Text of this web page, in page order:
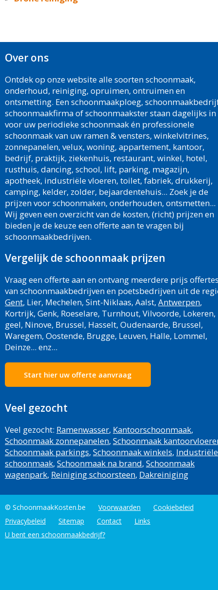
Over ons
Ontdek op onze website alle soorten schoonmaak,
onderhoud, reiniging, opruimen, ontruimen en
ontsmetting. Een schoonmaakploeg,
schoonmaakfirma of schoonmaakster staan dagelijks in
voor uw periodieke schoonmaak én professionele
schoonmaak van uw ramen & vensters, winkelvitrines,
zonnepanelen, velux, woning, appartement, kantoor,
bedrijf, praktijk, ziekenhuis, restaurant, winkel, hotel,
rusthuis, dancing, school, lift, parking, magazijn,
apotheek, industriële vloeren, toilet, fabriek, drukkerij,
camping, kelder, zolder, bejaardentehuis... Zoek je de
prijzen voor schoonmaken, onderhouden, ontsmetten...
Wij geven een overzicht van de kosten, (richt) prijzen en
bieden je de keuze een offerte aan te vragen bij
schoonmaakbedrijven.
Vergelijk de schoonmaak prijzen
Vraag een offerte aan en ontvang meerdere prijs
van schoonmaakbedrijven en poetsbedrijven uit de
Gent, Lier, Mechelen, Sint-Niklaas, Aalst, Antwerpen,
Kortrijk, Genk, Roeselare, Turnhout, Vilvoorde, Lokeren,
geel, Ninove, Brussel, Hasselt, Oudenaarde, Brussel,
Waregem, Oostende, Brugge, Leuven, Halle, Lommel,
Deinze... enz...
Start hier uw offerte aanvraag
Veel gezocht
Veel gezocht: Ramenwasser, Kantoorschoonmaak,
Schoonmaak zonnepanelen, Schoonmaak
Schoonmaak parkings, Schoonmaak winkels, Industriële
schoonmaak, Schoonmaak na brand, Schoonmaak
wagenpark, Reiniging schoorsteen, Dakreiniging
© SchoonmaakKosten.be Voorwaarden
Cookiebeleid
Privacybeleid
Sitemap Contact
Links
U bent een schoonmaakbedrijf?